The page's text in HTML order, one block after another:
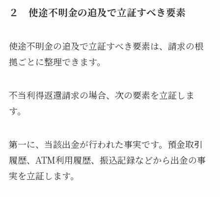
２ 使途不明金の追及で立証すべき要素
使途不明金の追及で立証すべき要素は、請求の根
拠ごとに整理できます。
不当利得返還請求の場合、次の要素を立証しま
す。
第一に、当該出金が行われた事実です。預金取引
履歴、ATM利用履歴、振込記録などから出金の事
実を立証します。